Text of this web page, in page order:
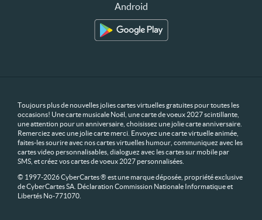
Android
Toujours plus de nouvelles jolies cartes virtuelles gratuites pour toutes les
occasions! Une carte musicale Noël, une carte de voeux 2027 scintillante,
une attention pour un anniversaire, choisissez une jolie carte anniversaire.
Remerciez avec une jolie carte merci. Envoyez une carte virtuelle animée,
faites-les sourire avec nos cartes virtuelles humour, communiquez avec les
cartes video personnalisables, dialoguez avec les cartes sur mobile par
SMS, et créez vos cartes de voeux 2027 personnalisées.
© 1997-2026 CyberCartes ® est une marque déposée, propriété exclusive
de CyberCartes SA. Déclaration Commission Nationale Informatique et
Libertés No-771070.